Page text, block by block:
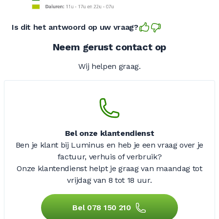
Is dit het antwoord op uw vraag?
Neem gerust contact op
Wij helpen graag.
Bel onze klantendienst
Ben je klant bij Luminus en heb je een vraag over je
factuur, verhuis of verbruik?
Onze klantendienst helpt je graag van maandag tot
vrijdag van 8 tot 18 uur.
Bel 078 150 210